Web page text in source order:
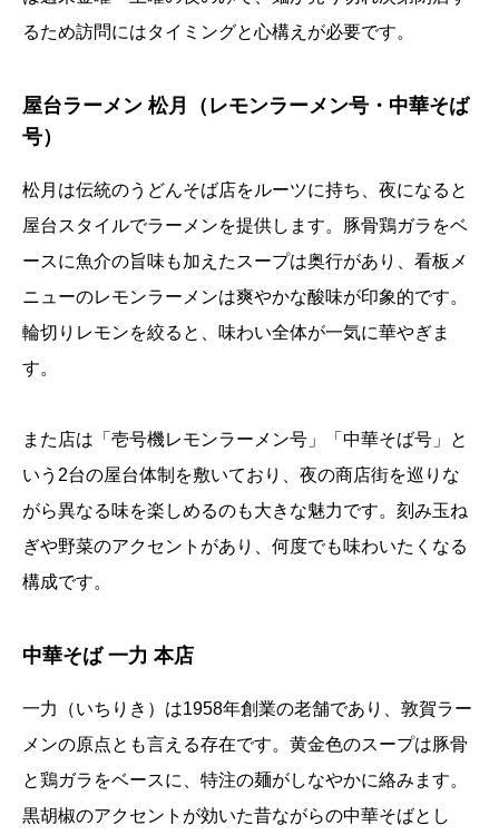
るため訪問にはタイミングと心構えが必要です。
屋台ラーメン 松月（レモンラーメン号・中華そば
号）
松月は伝統のうどんそば店をルーツに持ち、夜になると
屋台スタイルでラーメンを提供します。豚骨鶏ガラをベ
ースに魚介の旨味も加えたスープは奥行があり、看板メ
ニューのレモンラーメンは爽やかな酸味が印象的です。
輪切りレモンを絞ると、味わい全体が一気に華やぎま
す。
また店は「壱号機レモンラーメン号」「中華そば号」と
いう2台の屋台体制を敷いており、夜の商店街を巡りな
がら異なる味を楽しめるのも大きな魅力です。刻み玉ね
ぎや野菜のアクセントがあり、何度でも味わいたくなる
構成です。
中華そば 一力 本店
一力（いちりき）は1958年創業の老舗であり、敦賀ラー
メンの原点とも言える存在です。黄金色のスープは豚骨
と鶏ガラをベースに、特注の麺がしなやかに絡みます。
黒胡椒のアクセントが効いた昔ながらの中華そばとし